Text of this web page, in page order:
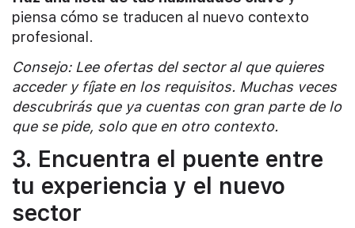
piensa cómo se traducen al nuevo contexto
profesional.
Consejo: Lee ofertas del sector al que quieres
acceder y fíjate en los requisitos. Muchas veces
descubrirás que ya cuentas con gran parte de lo
que se pide, solo que en otro contexto.
3. Encuentra el puente entre
tu experiencia y el nuevo
sector